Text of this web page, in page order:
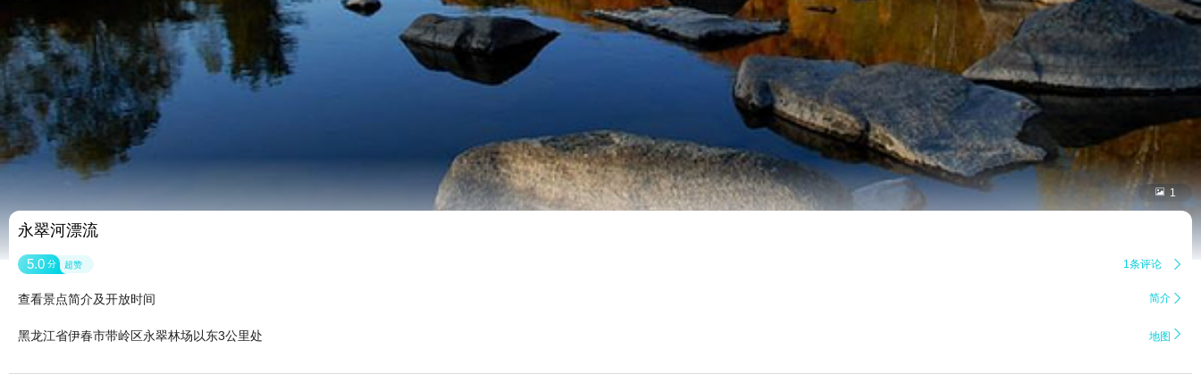
 1
永翠河漂流
5.0 分 超赞 1条评论 
查看景点简介及开放时间 简介 
黑龙江省伊春市带岭区永翠林场以东3公里处 地图 